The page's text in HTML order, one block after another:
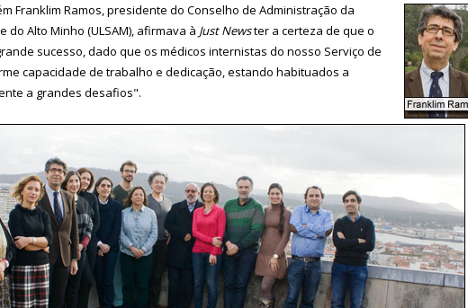
Franklim Ramos, presidente do Conselho de Administração da
do Alto Minho (ULSAM), afirmava à Just Newster a certeza de que o
sucesso, dado que os médicos internistas do nosso Serviço de
capacidade de trabalho e dedicação, estando habituados a
a grandes desafios".